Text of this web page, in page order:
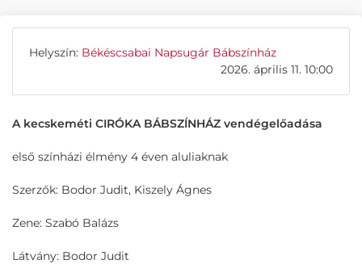
Helyszín: Békéscsabai Napsugár Bábszínház
2026. április 11. 10:00
A kecskeméti CIRÓKA BÁBSZÍNHÁZ vendégelőadása
első színházi élmény 4 éven aluliaknak
Szerzők: Bodor Judit, Kiszely Ágnes
Zene: Szabó Balázs
Látvány: Bodor Judit